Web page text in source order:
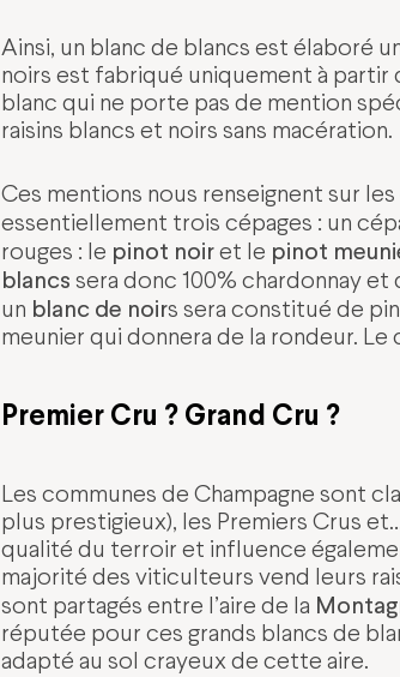
Ainsi, un blanc de blancs est élaboré
noirs est fabriqué uniquement à partir
blanc qui ne porte pas de mention
raisins blancs et noirs sans macération.
Ces mentions nous renseignent sur
essentiellement trois cépages : un
rouges : le pinot noiret le pinot
blancs sera donc 100% chardonnay
un blanc de noirs sera constitué de
meunier qui donnera de la rondeur.
Premier Cru ? Grand Cru ?
Les communes de Champagne sont
plus prestigieux), les Premiers Crus
qualité du terroir et influence
majorité des viticulteurs vend leurs
sont partagés entre l’aire de la
réputée pour ces grands blancs de
adapté au sol crayeux de cette aire.